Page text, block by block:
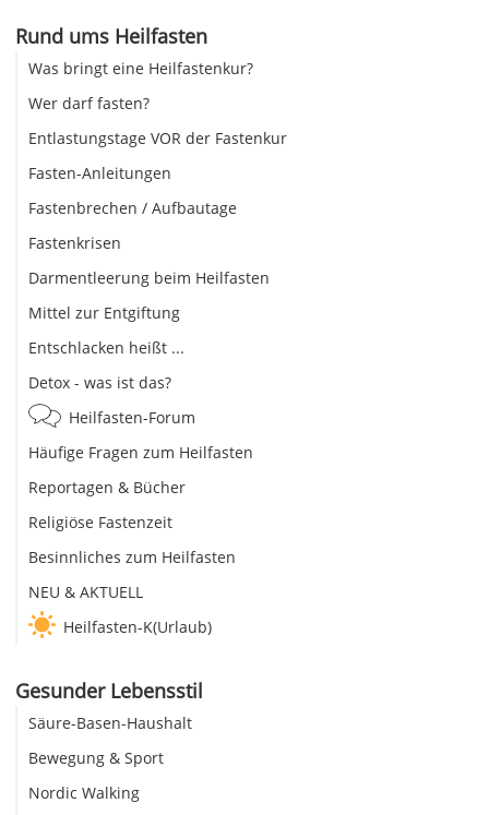
Rund ums Heilfasten
Was bringt eine Heilfastenkur?
Wer darf fasten?
Entlastungstage VOR der Fastenkur
Fasten-Anleitungen
Fastenbrechen / Aufbautage
Fastenkrisen
Darmentleerung beim Heilfasten
Mittel zur Entgiftung
Entschlacken heißt ...
Detox - was ist das?
Heilfasten-Forum
Häufige Fragen zum Heilfasten
Reportagen & Bücher
Religiöse Fastenzeit
Besinnliches zum Heilfasten
NEU & AKTUELL
Heilfasten-K(Urlaub)
Gesunder Lebensstil
Säure-Basen-Haushalt
Bewegung & Sport
Nordic Walking